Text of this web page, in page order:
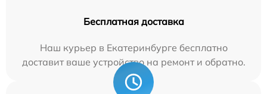
Бесплатная доставка
Наш курьер в Екатеринбурге бесплатно
доставит ваше устройство на ремонт и обратно.